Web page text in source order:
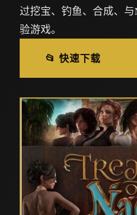
过挖宝、钓鱼、合成、
验游戏。
📂 快速下载